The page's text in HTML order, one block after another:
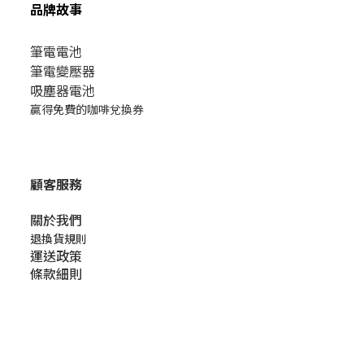
品牌故事
筆電電池
筆電變壓器
吸塵器電池
贏得免費的咖啡兌換券
顧客服務
關於我們​
退換貨規則
運送政策
條款細則